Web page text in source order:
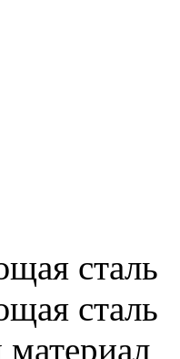
cталь
сталь